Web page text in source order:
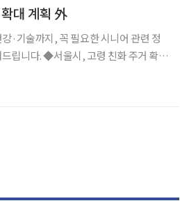
대 계획 外
·기술까지, 꼭 필요한 시니어 관련 정
친화 주거 확